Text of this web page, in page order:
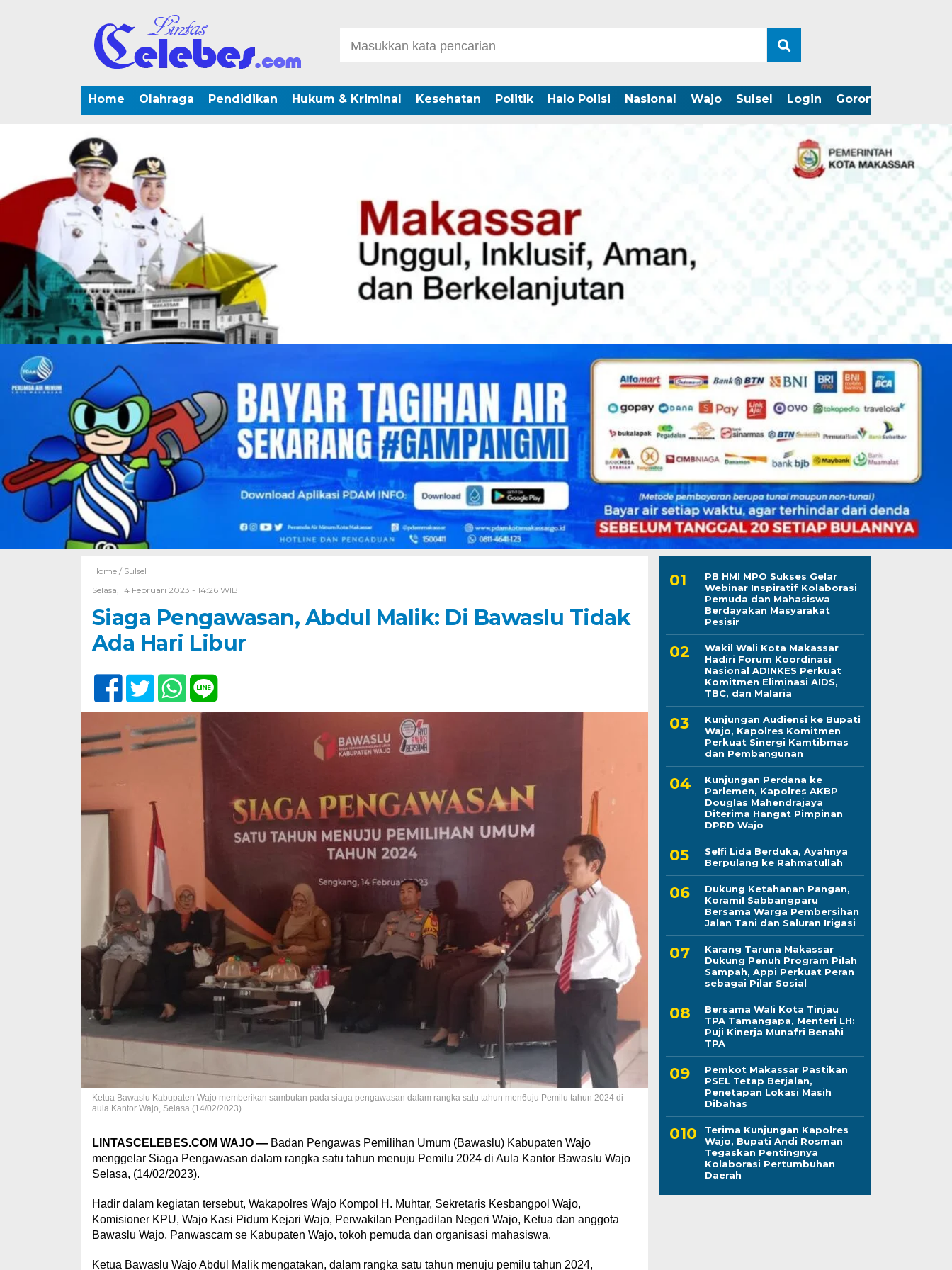
Home Olahraga Pendidikan Hukum & Kriminal Kesehatan Politik Halo Polisi Nasional Wajo Sulsel Login Gorontalo
Home / Sulsel
Selasa, 14 Februari 2023 - 14:26 WIB
Siaga Pengawasan, Abdul Malik: Di Bawaslu Tidak
Ada Hari Libur
Ketua Bawaslu Kabupaten Wajo memberikan sambutan pada siaga pengawasan dalam rangka satu tahun men6uju Pemilu tahun 2024 di
aula Kantor Wajo, Selasa (14/02/2023)
LINTASCELEBES.COM WAJO —Badan Pengawas Pemilihan Umum (Bawaslu) Kabupaten Wajo
menggelar Siaga Pengawasan dalam rangka satu tahun menuju Pemilu 2024 di Aula Kantor Bawaslu Wajo
Selasa, (14/02/2023).
Hadir dalam kegiatan tersebut, Wakapolres Wajo Kompol H. Muhtar, Sekretaris Kesbangpol Wajo,
Komisioner KPU, Wajo Kasi Pidum Kejari Wajo, Perwakilan Pengadilan Negeri Wajo, Ketua dan anggota
Bawaslu Wajo, Panwascam se Kabupaten Wajo, tokoh pemuda dan organisasi mahasiswa.
Ketua Bawaslu Wajo Abdul Malik mengatakan, dalam rangka satu tahun menuju pemilu tahun 2024,
PB HMI MPO Sukses Gelar
Webinar Inspiratif Kolaborasi
Pemuda dan Mahasiswa
Berdayakan Masyarakat
Pesisir
Wakil Wali Kota Makassar
Hadiri Forum Koordinasi
Nasional ADINKES Perkuat
Komitmen Eliminasi AIDS,
TBC, dan Malaria
Kunjungan Audiensi ke Bupati
Wajo, Kapolres Komitmen
Perkuat Sinergi Kamtibmas
dan Pembangunan
Kunjungan Perdana ke
Parlemen, Kapolres AKBP
Douglas Mahendrajaya
Diterima Hangat Pimpinan
DPRD Wajo
Selfi Lida Berduka, Ayahnya
Berpulang ke Rahmatullah
Dukung Ketahanan Pangan,
Koramil Sabbangparu
Bersama Warga Pembersihan
Jalan Tani dan Saluran Irigasi
Karang Taruna Makassar
Dukung Penuh Program Pilah
Sampah, Appi Perkuat Peran
sebagai Pilar Sosial
Bersama Wali Kota Tinjau
TPA Tamangapa, Menteri LH:
Puji Kinerja Munafri Benahi
TPA
Pemkot Makassar Pastikan
PSEL Tetap Berjalan,
Penetapan Lokasi Masih
Dibahas
Terima Kunjungan Kapolres
Wajo, Bupati Andi Rosman
Tegaskan Pentingnya
Kolaborasi Pertumbuhan
Daerah